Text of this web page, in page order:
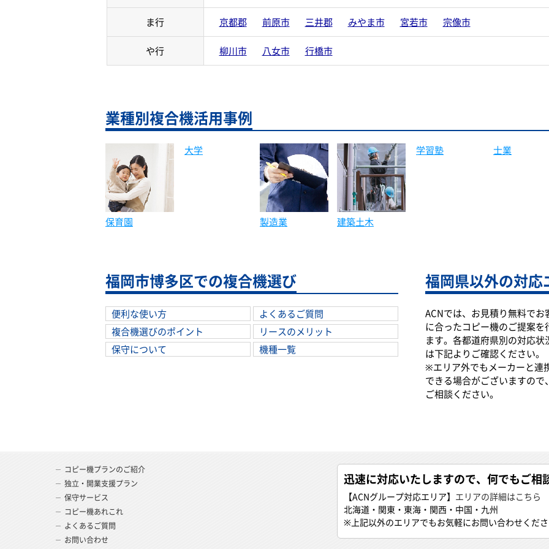
ま行 京都郡 前原市 三井郡 みやま市 宮若市 宗像市
や行 柳川市 八女市 行橋市
業種別複合機活用事例
保育園 製造業 建築土木
士業
福岡市博多区での複合機選び
便利な使い方
よくあるご質問
複合機選びのポイント
リースのメリット
保守について
機種一覧
福岡県以外の対応
ACNでは、お見積り無料でお
に合ったコピー機のご提案を
ます。各都道府県別の対応状
は下記よりご確認ください。
※エリア外でもメーカーと連
できる場合がございますので
ご相談ください。
コピー機プランのご紹介
独立・開業支援プラン
保守サービス
コピー機あれこれ
よくあるご質問
お問い合わせ
迅速に対応いたしますので、何でもご相
【ACNグループ対応エリア】 エリアの詳細はこちら
北海道・関東・東海・関西・中国・九州
※上記以外のエリアでもお気軽にお問い合わせくださ